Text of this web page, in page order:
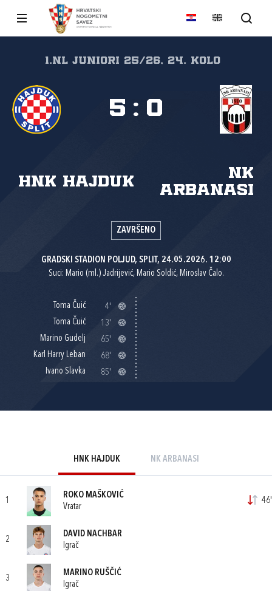
1.nl Juniori 25/26, 24. kolo
HNK Hajduk
NK
Arbanasi
5 : 0
ZAVRŠENO
GRADSKI STADION POLJUD, SPLIT, 24.05.2026. 12:00
Suci: Mario (ml.) Jadrijević, Mario Soldić, Miroslav Čalo.
Toma Čuić
4'
Toma Čuić
13'
Marino Gudelj
65'
Karl Harry Leban
68'
Ivano Slavka
85'
HNK HAJDUK NK ARBANASI
1
ROKO MAŠKOVIĆ
Vratar
46'
2
DAVID NACHBAR
Igrač
3
MARINO RUŠČIĆ
Igrač